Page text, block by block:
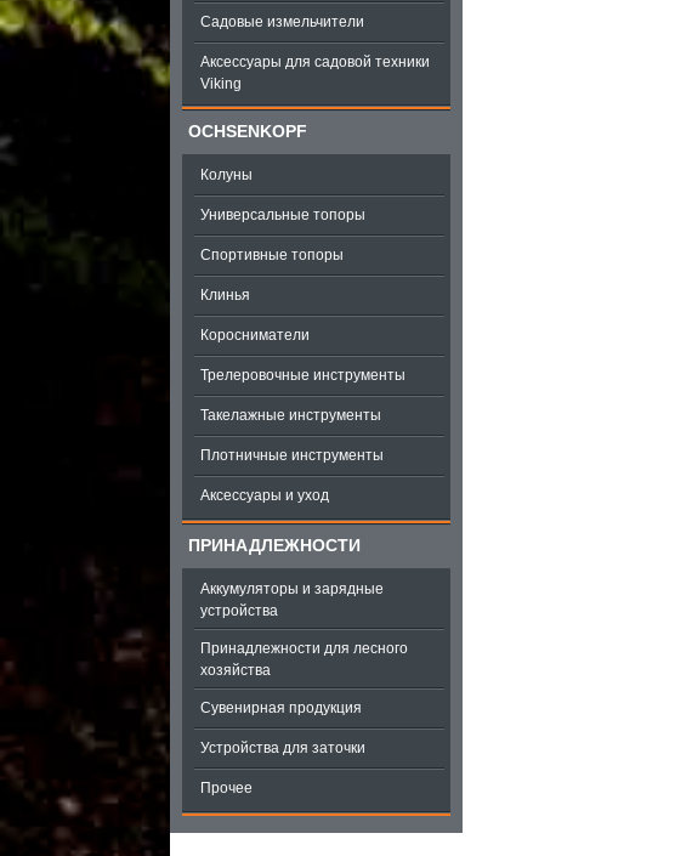
Садовые измельчители
Аксессуары для садовой техники
Viking
OCHSENKOPF
Колуны
Универсальные топоры
Спортивные топоры
Клинья
Коросниматели
Трелеровочные инструменты
Такелажные инструменты
Плотничные инструменты
Аксессуары и уход
ПРИНАДЛЕЖНОСТИ
Аккумуляторы и зарядные
устройства
Принадлежности для лесного
хозяйства
Сувенирная продукция
Устройства для заточки
Прочее